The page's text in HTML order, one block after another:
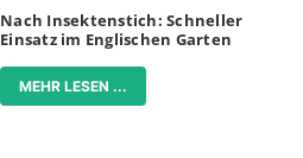
Nach Insektenstich: Schneller
Einsatz im Englischen Garten
MEHR LESEN ...